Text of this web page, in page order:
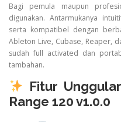
Bagi pemula maupun
digunakan. Antarmukanya
serta kompatibel dengan
Ableton Live, Cubase, Reaper,
sudah full activated dan
tambahan.
Fitur
Range 120 v1.0.0